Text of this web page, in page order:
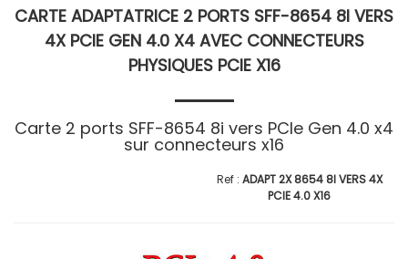
CARTE ADAPTATRICE 2 PORTS SFF-8654 8I VERS
4X PCIE GEN 4.0 X4 AVEC CONNECTEURS
PHYSIQUES PCIE X16
Carte 2 ports SFF-8654 8i vers PCIe Gen 4.0 x4
sur connecteurs x16
ADAPT 2X 8654 8I VERS 4X
PCIE 4.0 X16